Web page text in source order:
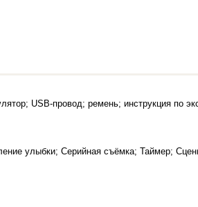
USB-провод; ремень; инструкция по
улыбки; Серийная съёмка; Таймер;